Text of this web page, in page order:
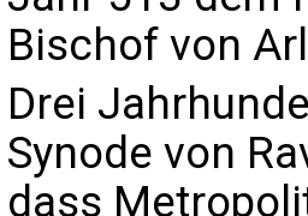
Bischof von
Drei
Synode von
dass